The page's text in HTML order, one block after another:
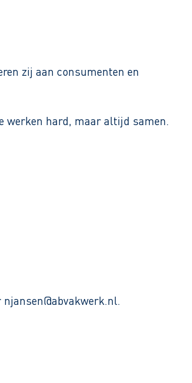
zij aan consumenten en
werken hard, maar altijd samen.